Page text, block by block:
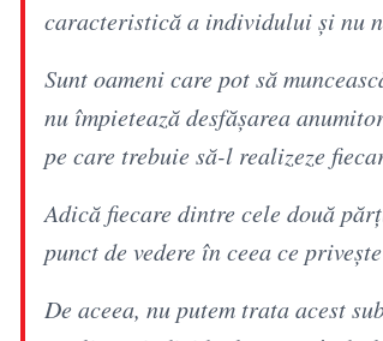
caracteristică a individului și nu
Sunt oameni care pot să
nu împietează desfășarea
pe care trebuie să-l realizeze
Adică fiecare dintre cele două
punct de vedere în ceea ce
De aceea, nu putem trata acest